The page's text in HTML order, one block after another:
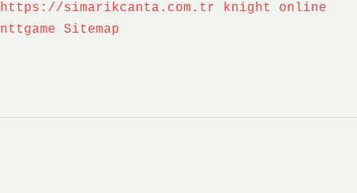
https://simarikcanta.com.tr
knight online
nttgame
Sitemap